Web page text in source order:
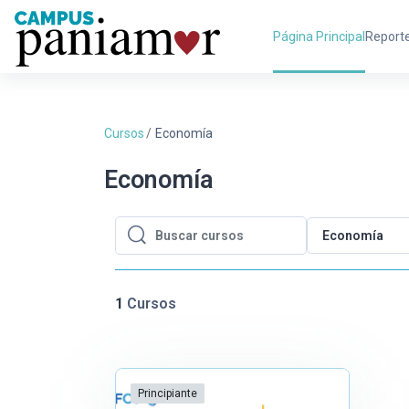
Salta al contenido principal
Página Principal
Cursos Economía
Economía
Buscar cursos
Buscar cursos
Economía
1 Cursos
Principiante